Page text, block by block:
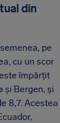
din
pe
cu un scor
împărțit
și Bergen, și
8,7. Acestea